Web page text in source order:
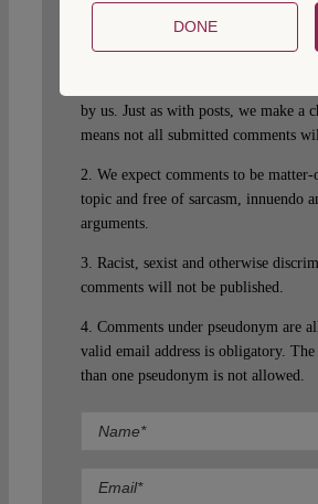
by us. Just as with posts, we make a
means not all submitted comments
2. We expect comments to be
topic and free of sarcasm, innuendo
arguments.
3. Racist, sexist and otherwise
comments will not be published.
4. Comments under pseudonym are
valid email address is obligatory.
than one pseudonym is not allowed.
DONE